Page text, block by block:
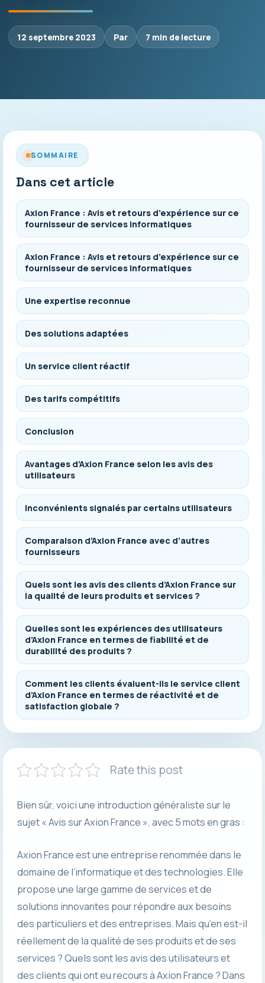
12 septembre 2023 Par 7 min de lecture
SOMMAIRE
Dans cet article
Axion France : Avis et retours d’expérience sur ce
fournisseur de services informatiques
Axion France : Avis et retours d’expérience sur ce
fournisseur de services informatiques
Une expertise reconnue
Des solutions adaptées
Un service client réactif
Des tarifs compétitifs
Conclusion
Avantages d’Axion France selon les avis des
utilisateurs
Inconvénients signalés par certains utilisateurs
Comparaison d’Axion France avec d’autres
fournisseurs
Quels sont les avis des clients d’Axion France sur
la qualité de leurs produits et services ?
Quelles sont les expériences des utilisateurs
d’Axion France en termes de fiabilité et de
durabilité des produits ?
Comment les clients évaluent-ils le service client
d’Axion France en termes de réactivité et de
satisfaction globale ?
Rate this post
Bien sûr, voici une introduction généraliste sur le
sujet « Avis sur Axion France », avec 5 mots en gras :
Axion France est une entreprise renommée dans le
domaine de l’informatique et des technologies. Elle
propose une large gamme de services et de
solutions innovantes pour répondre aux besoins
des particuliers et des entreprises. Mais qu’en est-il
réellement de la qualité de ses produits et de ses
services ? Quels sont les avis des utilisateurs et
des clients qui ont eu recours à Axion France ? Dans